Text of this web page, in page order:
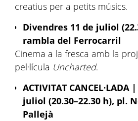
creatius per a petits músics.
Divendres 11 de juliol
rambla del Ferrocarril
Cinema a la fresca amb la
pel·lícula Uncharted.
ACTIVITAT
juliol (20.30–22.30 h), pl.
Pallejà